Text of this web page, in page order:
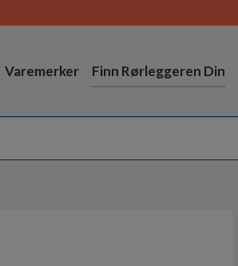
Varemerker Finn Rørleggeren Din